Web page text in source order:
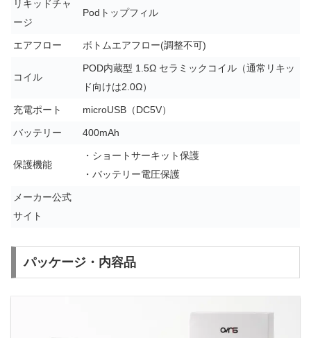
リキッドチャ
ージ
Podトップフィル
エアフロー ボトムエアフロー(調整不可)
コイル
POD内蔵型 1.5Ω セラミックコイル（通常リキッ
ド向けは2.0Ω）
充電ポート microUSB（DC5V）
バッテリー 400mAh
保護機能
・ショートサーキット保護
・バッテリー電圧保護
メーカー公式
サイト
パッケージ・内容品